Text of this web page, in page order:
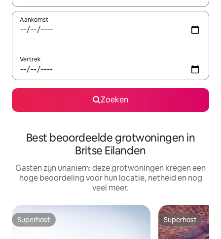
Aankomst
Vertrek
Zoeken
Best beoordeelde grotwoningen in
Britse Eilanden
Gasten zijn unaniem: deze grotwoningen kregen een
hoge beoordeling voor hun locatie, netheid en nog
veel meer.
Superhost
Superhost Superhost
Superhost